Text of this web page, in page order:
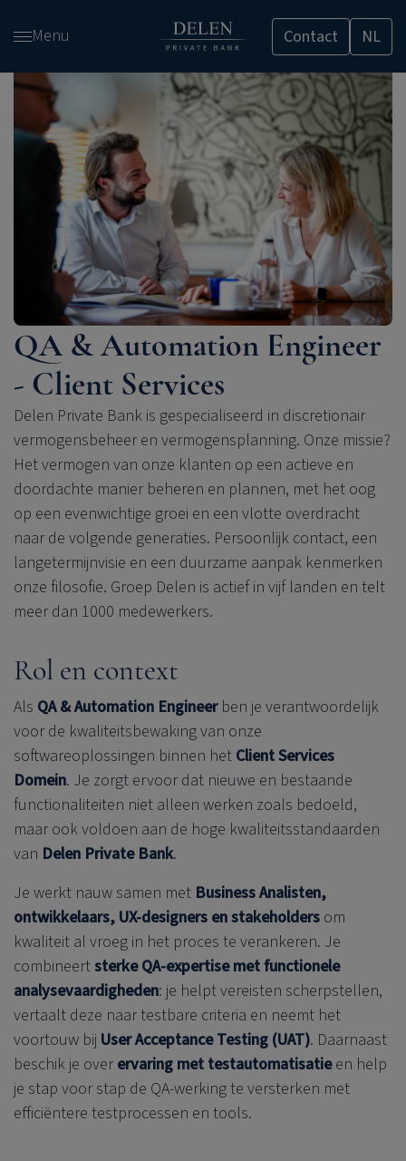
en
de
gaan
Menu Contact NL
QA & Automation Engineer
- Client Services
Delen Private Bank is gespecialiseerd in discretionair
vermogensbeheer en vermogensplanning. Onze missie?
Het vermogen van onze klanten op een actieve en
doordachte manier beheren en plannen, met het oog
op een evenwichtige groei en een vlotte overdracht
naar de volgende generaties. Persoonlijk contact, een
langetermijnvisie en een duurzame aanpak kenmerken
onze filosofie. Groep Delen is actief in vijf landen en telt
meer dan 1000 medewerkers.
Rol en context
Als QA & Automation Engineerben je verantwoordelijk
voor de kwaliteitsbewaking van onze
softwareoplossingen binnen het Client Services
Domein. Je zorgt ervoor dat nieuwe en bestaande
functionaliteiten niet alleen werken zoals bedoeld,
maar ook voldoen aan de hoge kwaliteitsstandaarden
van Delen Private Bank.
Je werkt nauw samen met BusinessAnalisten,
ontwikkelaars, UX-designers en stakeholders om
kwaliteit al vroeg in het proces te verankeren. Je
combineertsterke QA-expertise met functionele
analysevaardigheden: je helpt vereisten scherpstellen,
vertaalt deze naar testbare criteria en neemt het
voortouw bij User Acceptance Testing (UAT). Daarnaast
beschik je over ervaring met testautomatisatieen help
je stap voor stap de QA-werking te versterken met
efficiëntere testprocessen en tools.